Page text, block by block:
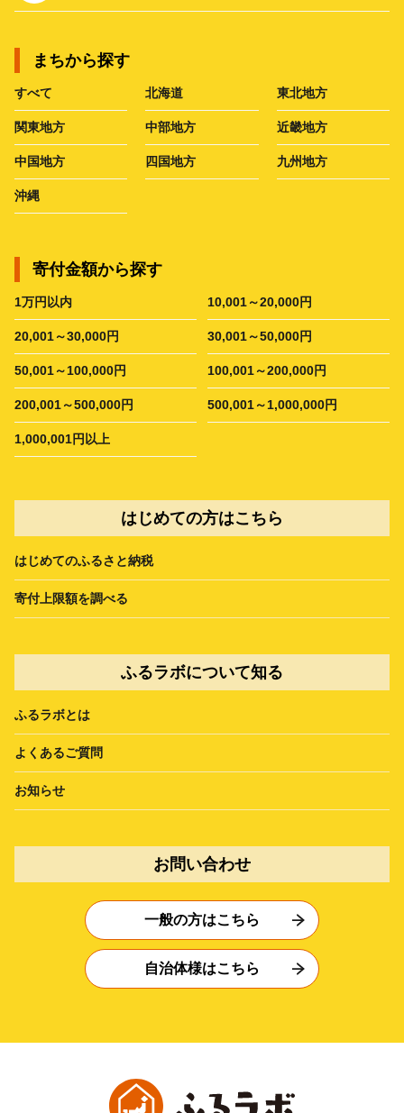
まちから探す
すべて 北海道 東北地方
関東地方 中部地方 近畿地方
中国地方 四国地方 九州地方
沖縄
寄付金額から探す
1万円以内 10,001～20,000円
20,001～30,000円 30,001～50,000円
50,001～100,000円 100,001～200,000円
200,001～500,000円 500,001～1,000,000円
1,000,001円以上
はじめての方はこちら
はじめてのふるさと納税
寄付上限額を調べる
ふるラボについて知る
ふるラボとは
よくあるご質問
お知らせ
お問い合わせ
一般の方はこちら
自治体様はこちら